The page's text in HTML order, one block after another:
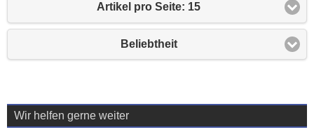
Artikel pro Seite: 15
Beliebtheit
Wir helfen gerne weiter